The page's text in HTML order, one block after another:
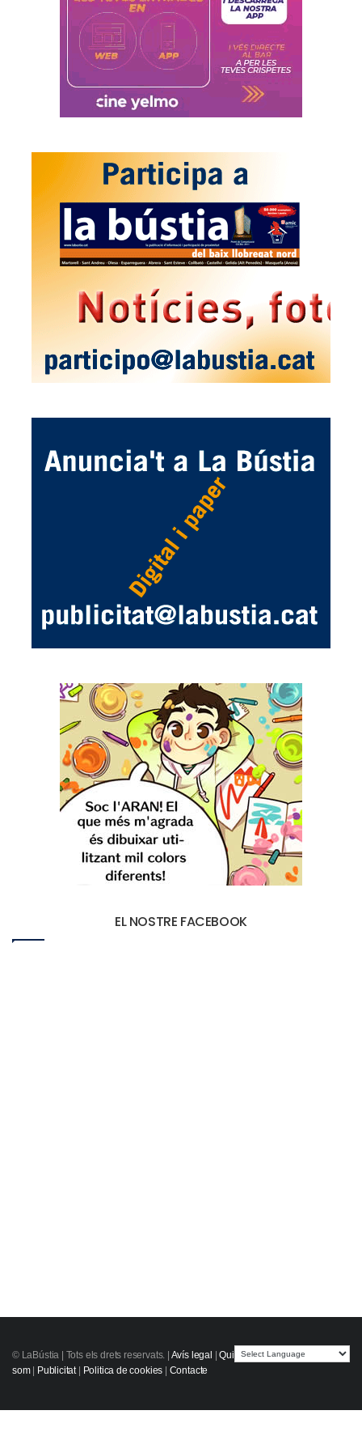
EL NOSTRE FACEBOOK
© LaBústia | Tots els drets reservats. Avís legal |Qui
som| Publicitat| Politica de cookies Contacte